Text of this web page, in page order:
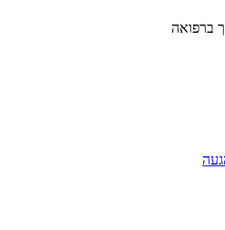
ברפואה